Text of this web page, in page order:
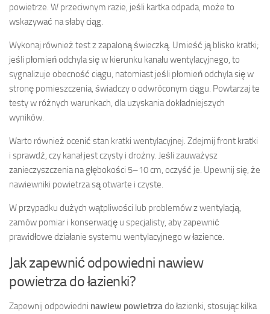
powietrze. W przeciwnym razie, jeśli kartka odpada, może to
wskazywać na słaby ciąg.
Wykonaj również test z zapaloną świeczką. Umieść ją blisko kratki;
jeśli płomień odchyla się w kierunku kanału wentylacyjnego, to
sygnalizuje obecność ciągu, natomiast jeśli płomień odchyla się w
stronę pomieszczenia, świadczy o odwróconym ciągu. Powtarzaj te
testy w różnych warunkach, dla uzyskania dokładniejszych
wyników.
Warto również ocenić stan kratki wentylacyjnej. Zdejmij front kratki
i sprawdź, czy kanał jest czysty i drożny. Jeśli zauważysz
zanieczyszczenia na głębokości 5–10 cm, oczyść je. Upewnij się, że
nawiewniki powietrza są otwarte i czyste.
W przypadku dużych wątpliwości lub problemów z wentylacją,
zamów pomiar i konserwację u specjalisty, aby zapewnić
prawidłowe działanie systemu wentylacyjnego w łazience.
Jak zapewnić odpowiedni nawiew
powietrza do łazienki?
Zapewnij odpowiedni nawiew powietrza do łazienki, stosując kilka